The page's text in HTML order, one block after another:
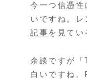
今一つ信憑
いですね。
記事 を見てい
余談ですが
白いですね